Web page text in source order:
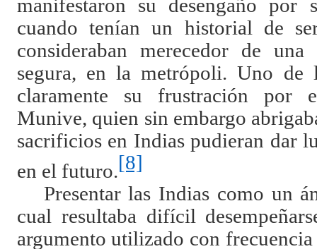
manifestaron su desengaño por
cuando tenían un historial de
consideraban merecedor de
segura, en la metrópoli. Uno de
claramente su frustración por
Munive, quien sin embargo
sacrificios en Indias pudieran dar
en el futuro.[8]
Presentar las Indias como un
cual resultaba difícil
argumento utilizado con